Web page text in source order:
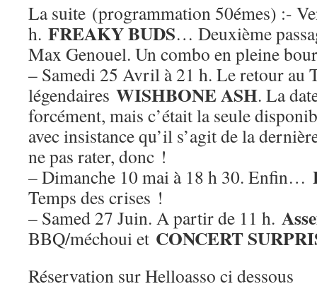
La suite (programmation 50émes) :-
h. FREAKY BUDS… Deuxième
Max Genouel. Un combo en pleine
– Samedi 25 Avril à 21 h. Le retour au
légendaires WISHBONE ASH. La
forcément, mais c’était la seule
avec insistance qu’il s’agit de la
ne pas rater, donc !
– Dimanche 10 mai à 18 h 30. Enfin…
Temps des crises !
– Samed 27 Juin. A partir de 11 h.
BBQ/méchoui et CONCERT
Réservation sur Helloasso ci dessous